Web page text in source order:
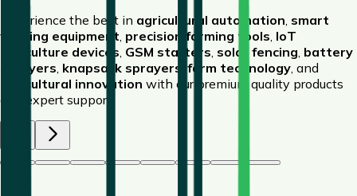
Experience the best in agricultural automation smart
farming equipment precision farming tools IoT
agriculture devices GSM starters solar fencing battery
sprayers knapsack sprayers farm technology , and
agricultural innovation with our premium quality products
and expert support.